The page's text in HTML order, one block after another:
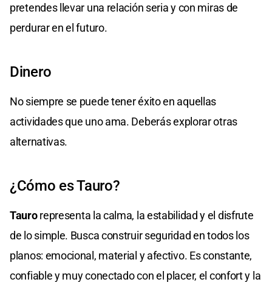
pretendes llevar una relación seria y con miras de
perdurar en el futuro.
Dinero
No siempre se puede tener éxito en aquellas
actividades que uno ama. Deberás explorar otras
alternativas.
¿Cómo es Tauro?
Taurorepresenta la calma, la estabilidad y el disfrute
de lo simple. Busca construir seguridad en todos los
planos: emocional, material y afectivo. Es constante,
confiable y muy conectado con el placer, el confort y la